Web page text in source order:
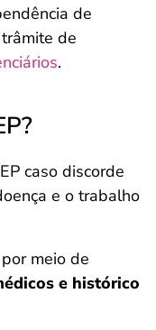
de
de
.
caso discorde
e o trabalho
meio de
e histórico